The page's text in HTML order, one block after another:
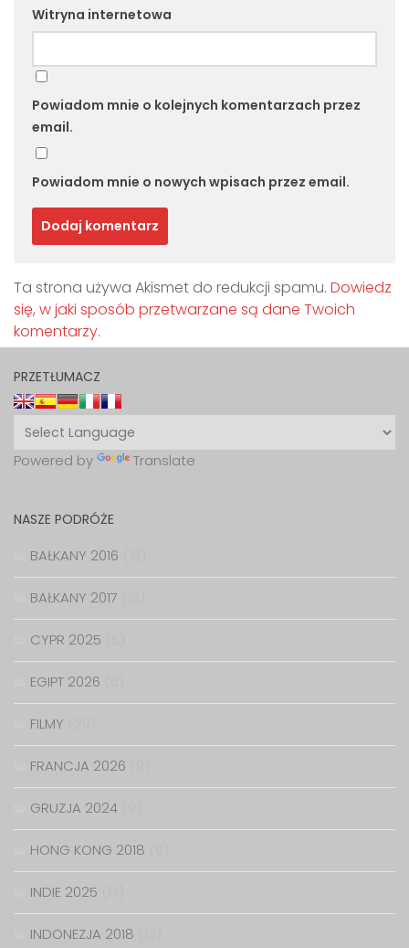
Witryna internetowa
Powiadom mnie o kolejnych komentarzach przez
email.
Powiadom mnie o nowych wpisach przez email.
Ta strona używa Akismet do redukcji spamu. Dowiedz
się, w jaki sposób przetwarzane są dane Twoich
komentarzy.
PRZETŁUMACZ
Powered by Translate
NASZE PODRÓŻE
BAŁKANY 2016
BAŁKANY 2017
CYPR 2025
EGIPT 2026
FILMY
FRANCJA 2026
GRUZJA 2024
HONG KONG 2018
INDIE 2025
INDONEZJA 2018